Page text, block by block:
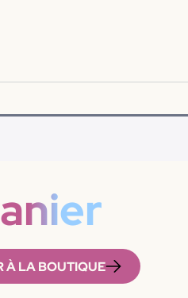
À LA BOUTIQUE